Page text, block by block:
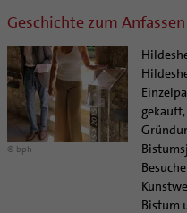
Geschichte zum Anfassen
© bph
Bistum